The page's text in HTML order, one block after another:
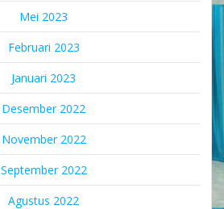
Mei 2023
Februari 2023
Januari 2023
Desember 2022
November 2022
September 2022
Agustus 2022